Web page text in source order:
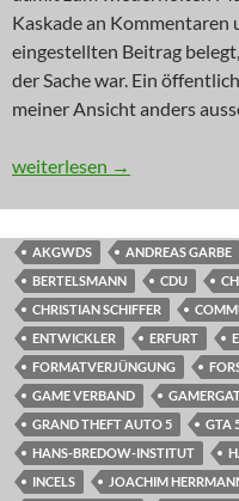
Kaskade an Kommentaren
eingestellten Beitrag
der Sache war. Ein
meiner Ansicht anders
KOMMENTAR: Ein Schritt
weiterlesen →
AKGWDS ANDREAS GARBE
BERTELSMANN
CDU
CHRISTIAN SCHIFFER
ENTWICKLER
ERFURT
FORMATVERJÜNGUNG
GAME VERBAND
GRAND THEFT AUTO 5
GTA
HANS-BREDOW-INSTITUT
INCELS
JOACHIM